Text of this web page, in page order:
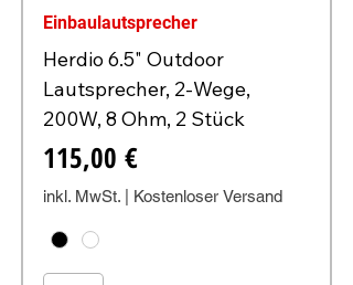
Einbaulautsprecher
Herdio 6.5" Outdoor
Lautsprecher, 2-Wege,
200W, 8 Ohm, 2 Stück
Preis
115,00 €
inkl. MwSt. Kostenloser Versand